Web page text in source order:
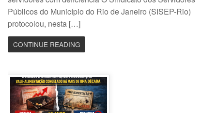
Públicos do Município do Rio de Janeiro (SISEP-Rio)
protocolou, nesta […]
CONTINUE READING